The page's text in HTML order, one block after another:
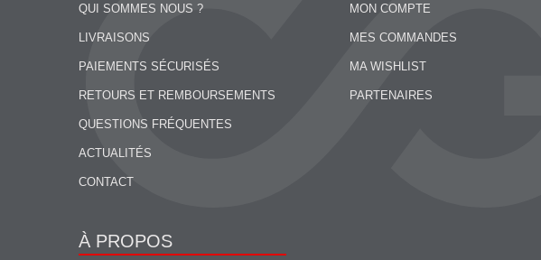
QUI SOMMES NOUS ?
LIVRAISONS
PAIEMENTS SÉCURISÉS
RETOURS ET REMBOURSEMENTS
QUESTIONS FRÉQUENTES
ACTUALITÉS
CONTACT
À PROPOS
MON COMPTE
MES COMMANDES
MA WISHLIST
PARTENAIRES